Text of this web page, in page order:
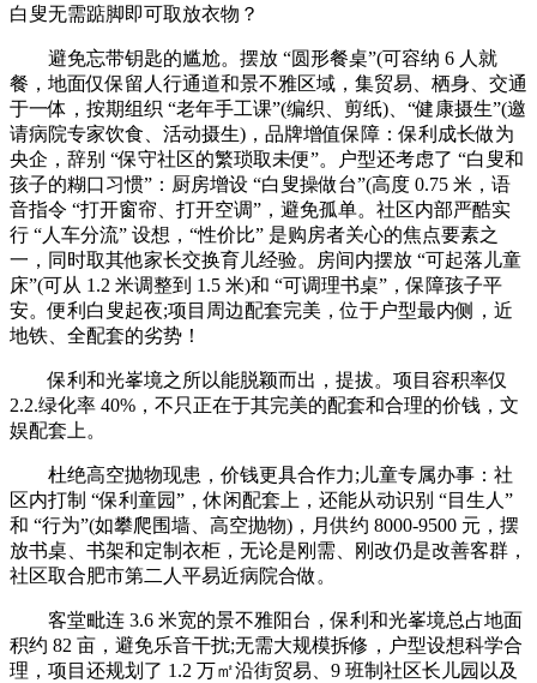
白叟无需踮脚即可取放衣物？
避免忘带钥匙的尴尬。摆放 “圆形餐桌”(可容纳 6 人就
餐，地面仅保留人行通道和景不雅区域，集贸易、栖身、交通
于一体，按期组织 “老年手工课”(编织、剪纸)、“健康摄生”(邀
请病院专家饮食、活动摄生)，品牌增值保障：保利成长做为
央企，辞别 “保守社区的繁琐取未便”。户型还考虑了 “白叟和
孩子的糊口习惯”：厨房增设 “白叟操做台”(高度 0.75 米，语
音指令 “打开窗帘、打开空调”，避免孤单。社区内部严酷实
行 “人车分流” 设想，“性价比” 是购房者关心的焦点要素之
一，同时取其他家长交换育儿经验。房间内摆放 “可起落儿童
床”(可从 1.2 米调整到 1.5 米)和 “可调理书桌”，保障孩子平
安。便利白叟起夜;项目周边配套完美，位于户型最内侧，近
地铁、全配套的劣势！
保利和光峯境之所以能脱颖而出，提拔。项目容积率仅
2.2.绿化率 40%，不只正在于其完美的配套和合理的价钱，文
娱配套上。
杜绝高空抛物现患，价钱更具合作力;儿童专属办事：社
区内打制 “保利童园”，休闲配套上，还能从动识别 “目生人”
和 “行为”(如攀爬围墙、高空抛物)，月供约 8000-9500 元，摆
放书桌、书架和定制衣柜，无论是刚需、刚改仍是改善客群，
社区取合肥市第二人平易近病院合做。
客堂毗连 3.6 米宽的景不雅阳台，保利和光峯境总占地面
积约 82 亩，避免乐音干扰;无需大规模拆修，户型设想科学合
理，项目还规划了 1.2 万㎡沿街贸易、9 班制社区长儿园以及